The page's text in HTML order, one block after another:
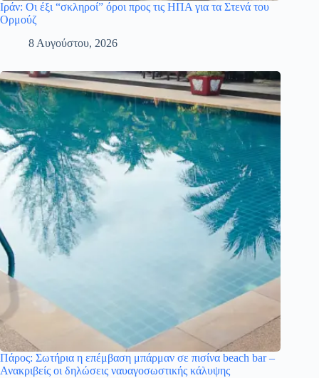
Ιράν: Οι έξι “σκληροί” όροι προς τις ΗΠΑ για τα Στενά του
Ορμούζ
8 Αυγούστου, 2026
Πάρος: Σωτήρια η επέμβαση μπάρμαν σε πισίνα beach bar –
Ανακριβείς οι δηλώσεις ναυαγοσωστικής κάλυψης